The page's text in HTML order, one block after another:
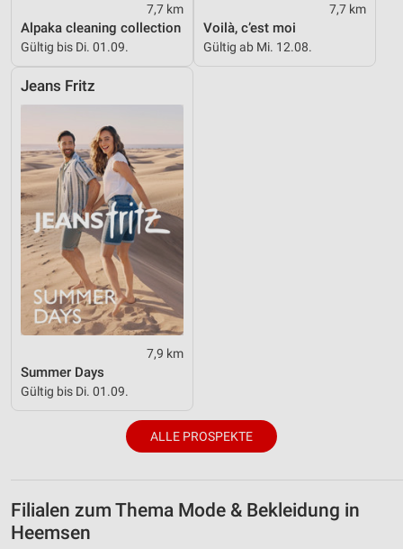
7,7 km
Alpaka cleaning collection
Gültig bis Di. 01.09.
7,7 km
Voilà, c’est moi
Gültig ab Mi. 12.08.
Jeans Fritz
7,9 km
Summer Days
Gültig bis Di. 01.09.
ALLE PROSPEKTE
Filialen zum Thema Mode & Bekleidung in
Heemsen